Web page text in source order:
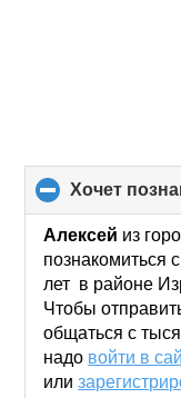
хочет
Алексей из
познакомиться
лет в районе
Чтобы
общаться с
надо войти в
или